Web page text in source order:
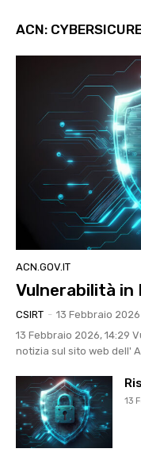
ACN:
ACN.GOV.IT
Vulnerabilità in
CSIRT - 13 Febbraio 2026
13 Febbraio 2026, 14:29
notizia sul sito web dell'
13